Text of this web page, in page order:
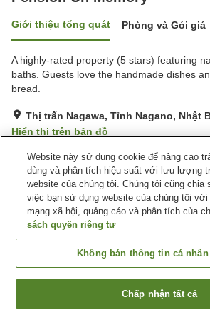
Giới thiệu tổng quát Phòng và Gói giá
A highly-rated property (5 stars) featuring
baths. Guests love the handmade dishes
bread.
Thị trấn Nagawa, Tỉnh Nagano, Nhật
Hiển thị trên bản đồ
Rất tốt Đánh giá:18lượt
Tiện nghi chỗ nghỉ
Bãi đỗ xe
Máy
Phòng Phơi Thiết Bị Trượt
Trang chủ Nhật Bản Tỉnh Nagano
Thị
Tìm phòng trống
Website này sử dụng cookie để nâng cao
dùng và phân tích hiệu suất với lưu lượng
website của chúng tôi. Chúng tôi cũng chia
việc bạn sử dụng website của chúng tôi
mạng xã hội, quảng cáo và phân tích của
sách quyền riêng tư
Không bán thông tin cá
Chấp nhận tất cả